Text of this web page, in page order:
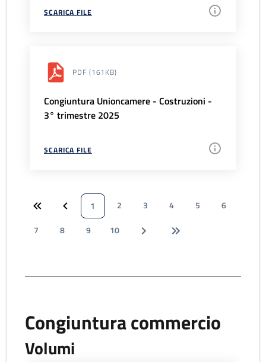
SCARICA FILE
PDF (161KB)
Congiuntura Unioncamere - Costruzioni -
3° trimestre 2025
SCARICA FILE
1 2 3 4 5
6
7
8 9 10
Congiuntura commercio
Volumi